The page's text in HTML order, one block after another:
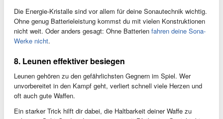
Die Energie-Kristalle sind vor allem für deine Sonautechnik wichtig.
Ohne genug Batterieleistung kommst du mit vielen Konstruktionen
nicht weit. Oder anders gesagt: Ohne Batterien fahren deine Sona-
Werke nicht.
8. Leunen effektiver besiegen
Leunen gehören zu den gefährlichsten Gegnern im Spiel. Wer
unvorbereitet in den Kampf geht, verliert schnell viele Herzen und
oft auch gute Waffen.
Ein starker Trick hilft dir dabei, die Haltbarkeit deiner Waffe zu